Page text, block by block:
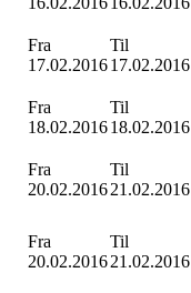
Fra
17.02.2016
Til
17.02.2016
Fra
18.02.2016
Til
18.02.2016
Fra
20.02.2016
Til
21.02.2016
Fra
20.02.2016
Til
21.02.2016